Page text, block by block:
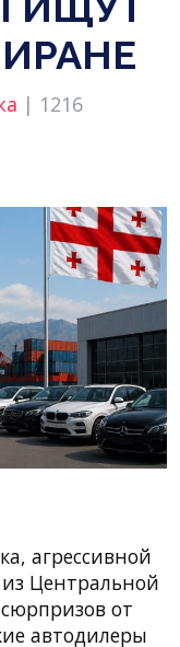
| 1216
агрессивной
Центральной
от
автодилеры